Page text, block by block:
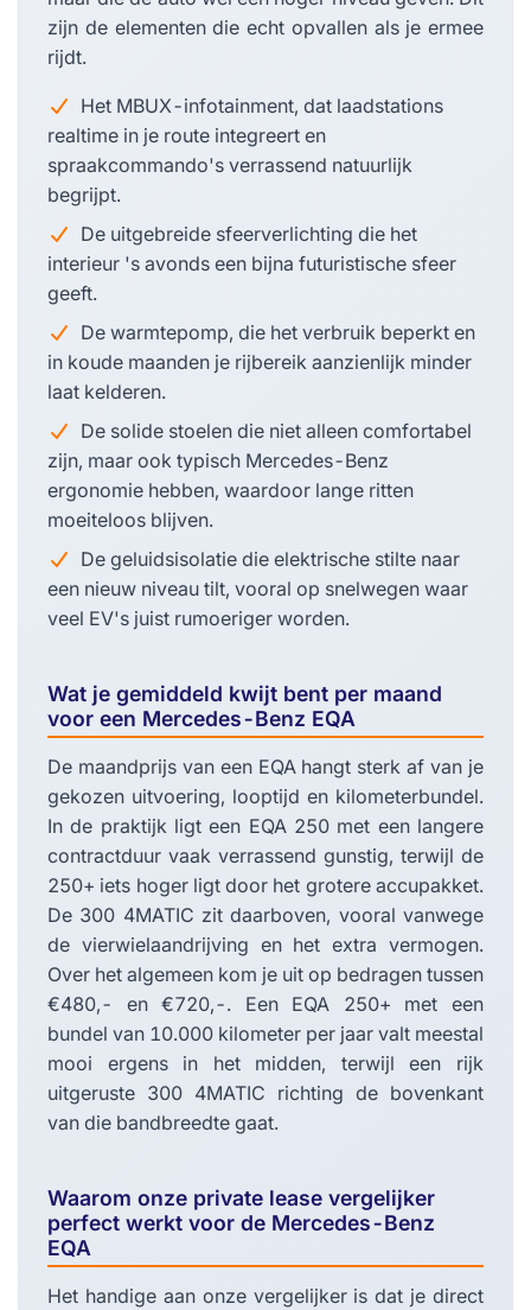
zijn de elementen die echt opvallen als je ermee
rijdt.
Het MBUX-infotainment, dat laadstations
realtime in je route integreert en
spraakcommando's verrassend natuurlijk
begrijpt.
De uitgebreide sfeerverlichting die het
interieur 's avonds een bijna futuristische sfeer
geeft.
De warmtepomp, die het verbruik beperkt en
in koude maanden je rijbereik aanzienlijk minder
laat kelderen.
De solide stoelen die niet alleen comfortabel
zijn, maar ook typisch Mercedes-Benz
ergonomie hebben, waardoor lange ritten
moeiteloos blijven.
De geluidsisolatie die elektrische stilte naar
een nieuw niveau tilt, vooral op snelwegen waar
veel EV's juist rumoeriger worden.
Wat je gemiddeld kwijt bent per maand
voor een Mercedes-Benz EQA
De maandprijs van een EQA hangt sterk af van je
gekozen uitvoering, looptijd en kilometerbundel.
In de praktijk ligt een EQA 250 met een langere
contractduur vaak verrassend gunstig, terwijl de
250+ iets hoger ligt door het grotere accupakket.
De 300 4MATIC zit daarboven, vooral vanwege
de vierwielaandrijving en het extra vermogen.
Over het algemeen kom je uit op bedragen tussen
€480,- en €720,-. Een EQA 250+ met een
bundel van 10.000 kilometer per jaar valt meestal
mooi ergens in het midden, terwijl een rijk
uitgeruste 300 4MATIC richting de bovenkant
van die bandbreedte gaat.
Waarom onze private lease vergelijker
perfect werkt voor de Mercedes-Benz
EQA
Het handige aan onze vergelijker is dat je direct